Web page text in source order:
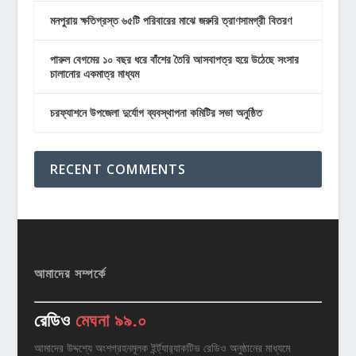
মনপুরায় ক্ষতিগ্রস্ত ৬৫টি পরিবারের মাঝে জরুরি ত্রাণসামগ্রী বিতরণ
পারুল বেগমের ১০ বছর ধরে বাঁশের তৈরি আসবাপত্র হয়ে উঠেছে সংসার
চালানোর একমাত্র মাধ্যম
চরফ্যাশনে উপজেলা দুর্যোগ ব্যবস্থাপনা কমিটির সভা অনুষ্ঠিত
RECENT COMMENTS
আমাদের সম্পর্কে
রেডিও মেঘনা ৯৯.০
আমাদের উদ্দশ্যে অংশগ্রহনমূলক ইর্ন্ট্যার‌্যাকটিভ রেডিও অনুষ্ঠানের মাধ্যমে